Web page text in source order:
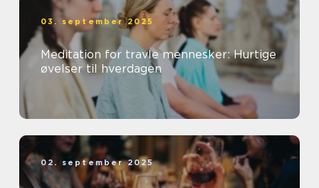
03. september 2025
Meditation for travle mennesker: Hurtige
øvelser til hverdagen
02. september 2025